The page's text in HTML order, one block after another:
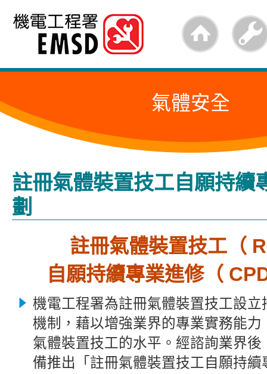
跳
內
的
始
氣體安全
註冊氣體裝置技工自願持續
劃
註冊氣體裝置技工（
自願持續專業進修（
機電工程署為註冊氣體裝置技工設立
機制，藉以增強業界的專業實務能力
氣體裝置技工的水平。經諮詢業界後
備推出「註冊氣體裝置技工自願持續